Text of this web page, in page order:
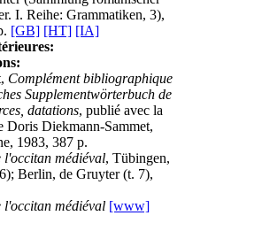
I. Reihe: Grammatiken, 3),
[GB] [HT] [IA]
Complément bibliographique
Supplementwörterbuch de
datations, publié avec la
Doris Diekmann-Sammet,
1983, 387 p.
médiéval, Tübingen,
Berlin, de Gruyter (t. 7),
médiéval [www]